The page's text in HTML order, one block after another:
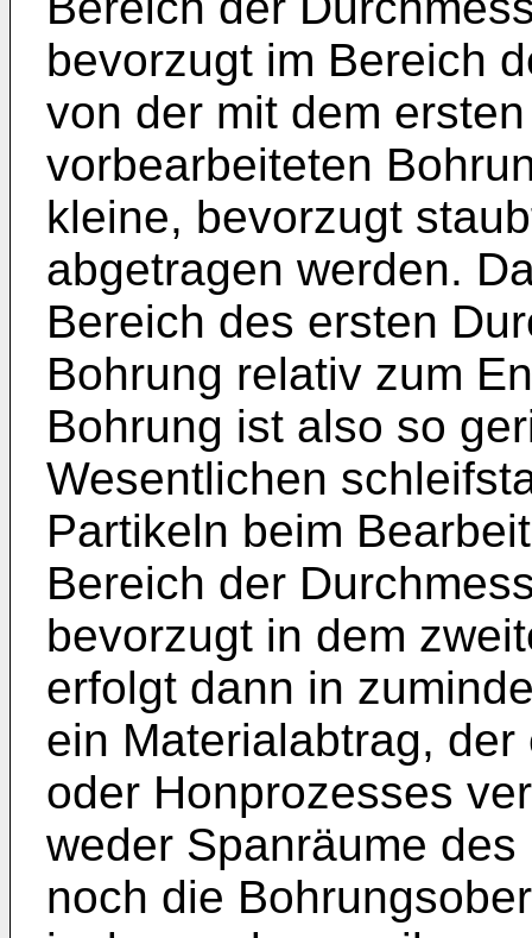
bevorzugt im Bereich
von der mit dem
vorbearbeiteten
kleine, bevorzugt
abgetragen werden.
Bereich des ersten
Bohrung relativ zum
Bohrung ist also so
Wesentlichen
Partikeln beim
Bereich der
bevorzugt in dem
erfolgt dann in
ein Materialabtrag,
oder Honprozesses
weder Spanräume
noch die